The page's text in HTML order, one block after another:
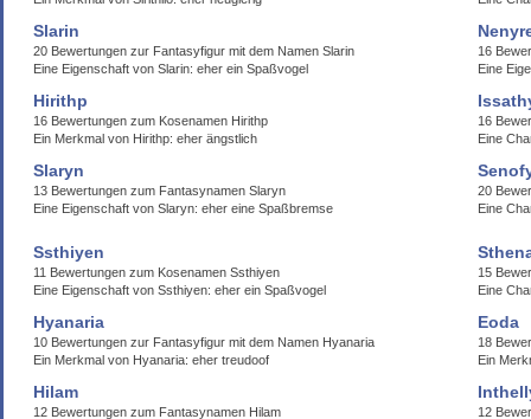
Slarin
20 Bewertungen zur Fantasyfigur mit dem Namen Slarin
Eine Eigenschaft von Slarin: eher ein Spaßvogel
16
Eine
Hirithp
16 Bewertungen zum Kosenamen Hirithp
Ein Merkmal von Hirithp: eher ängstlich
16
Eine
Slaryn
13 Bewertungen zum Fantasynamen Slaryn
Eine Eigenschaft von Slaryn: eher eine Spaßbremse
20
Eine
Ssthiyen
11 Bewertungen zum Kosenamen Ssthiyen
Eine Eigenschaft von Ssthiyen: eher ein Spaßvogel
15
Eine
Hyanaria
10 Bewertungen zur Fantasyfigur mit dem Namen Hyanaria
Ein Merkmal von Hyanaria: eher treudoof
Eoda
18
Ein
Hilam
12 Bewertungen zum Fantasynamen Hilam
12